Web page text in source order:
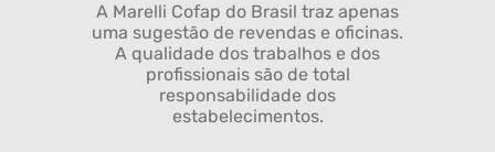
A Marelli Cofap do Brasil traz apenas
uma sugestão de revendas e oficinas.
A qualidade dos trabalhos e dos
profissionais são de total
responsabilidade dos
estabelecimentos.